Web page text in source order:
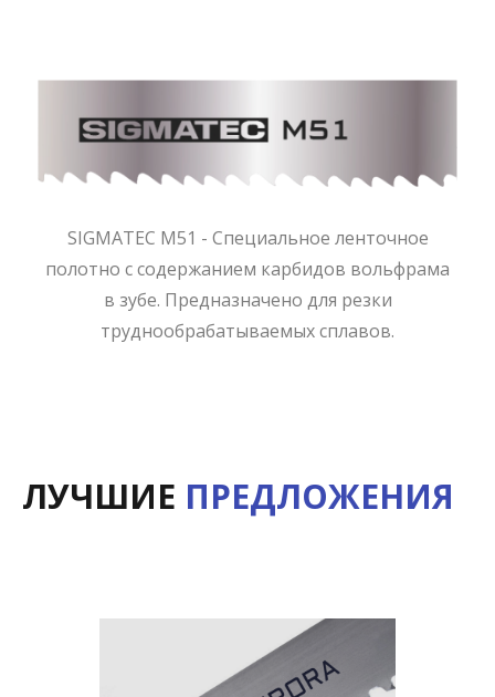
SIGMATEC M51 - Специальное ленточное
полотно с содержанием карбидов вольфрама
в зубе. Предназначено для резки
труднообрабатываемых сплавов.
ЛУЧШИЕ ПРЕДЛОЖЕНИЯ